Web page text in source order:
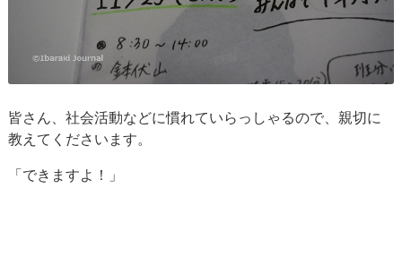
皆さん、社会活動などに慣れていらっしゃるので、親切に
教えてくださいます。
「できますよ！」